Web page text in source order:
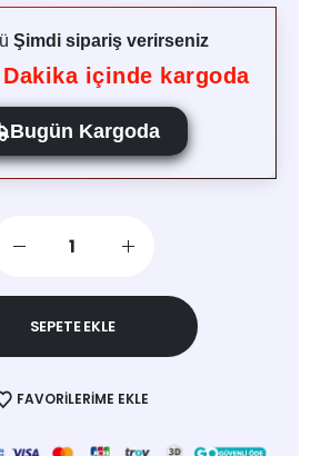
Şimdi sipariş verirseniz
Dakika içinde kargoda
Bugün Kargoda
SEPETE EKLE
FAVORILERIME EKLE